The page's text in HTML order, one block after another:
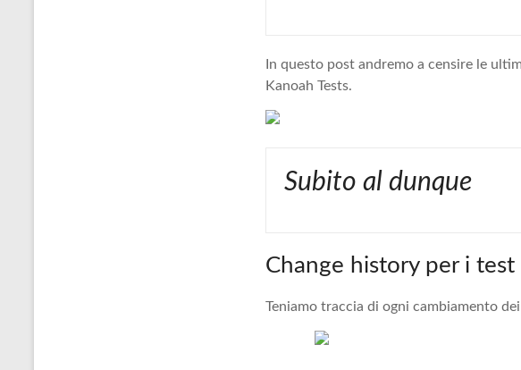
In questo post andremo a censire le
Kanoah Tests.
Subito al dunque
Change history per i test
Teniamo traccia di ogni cambiamento dei